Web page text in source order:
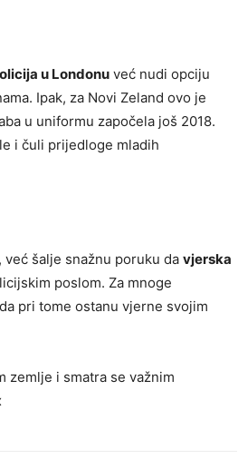
u Londonu već nudi opciju
Ipak, za Novi Zeland ovo je
u uniformu započela još 2018.
i čuli prijedloge mladih
šalje snažnu poruku da vjerska
poslom. Za mnoge
pri tome ostanu vjerne svojim
zemlje i smatra se važnim